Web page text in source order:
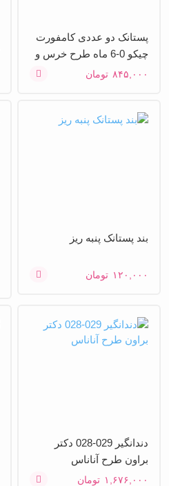
پستانک دو عددی کامفورت
چیکو 0-6 ماه طرح خرس و
خالخال صورتی
۸۴۵,۰۰۰ تومان
بند پستانک پنبه ریز
۱۲۰,۰۰۰ تومان
دندانگیر 029-028 دکتر
براون طرح آناناس
۱,۶۷۶,۰۰۰ تومان